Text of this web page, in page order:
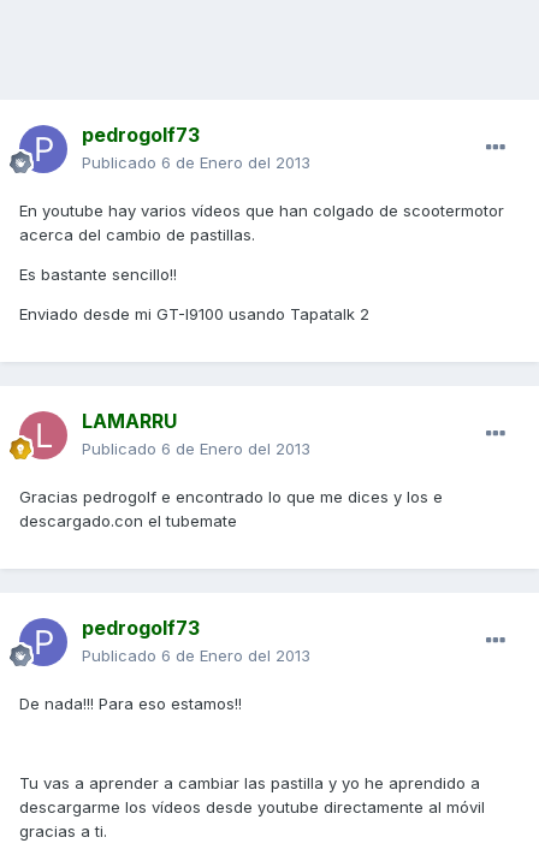
pedrogolf73
Publicado 6 de Enero del 2013
En youtube hay varios vídeos que han colgado de scootermotor
acerca del cambio de pastillas.
Es bastante sencillo!!
Enviado desde mi GT-I9100 usando Tapatalk 2
LAMARRU
Publicado 6 de Enero del 2013
Gracias pedrogolf e encontrado lo que me dices y los e
descargado.con el tubemate
pedrogolf73
Publicado 6 de Enero del 2013
De nada!!! Para eso estamos!!
Tu vas a aprender a cambiar las pastilla y yo he aprendido a
descargarme los vídeos desde youtube directamente al móvil
gracias a ti.